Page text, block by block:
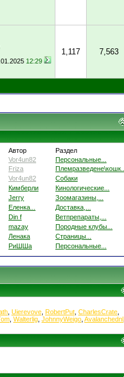
12:29
1,117 7,563
Автор
Раздел
Vor4un82
Персональные...
Friza
Племразведене\кошк...
Vor4un82
Собаки
Кимберли
Кинологические...
Jerry
Зоомагазины,...
Еленка...
Доставка,...
Din f
Ветпрепараты,...
mazay
Породные клубы...
Ленака
Страницы...
РиШШа Персональные...
Uierevove RobertPut CharlesCrate
Walterlig JohnnyWeigo Avalanchednl